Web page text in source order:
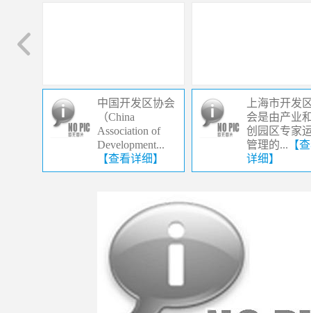
中国开发区协会
（China
Association of
Development...
【查看详细】
上海市开发
会是由产业
创园区专家
管理的... 【
详细】